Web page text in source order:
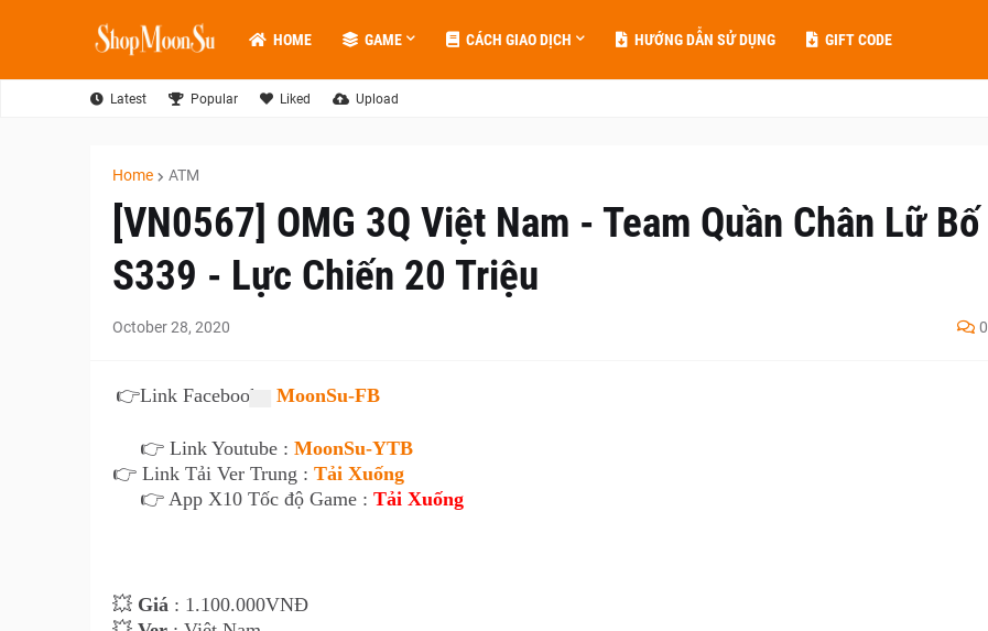
HOME GAME CÁCH GIAO DỊCH HƯỚNG DẪN SỬ DỤNG GIFT CODE
Latest Popular Liked Upload
Home ATM
[VN0567] OMG 3Q Việt Nam - Team Quần Chân Lữ Bố
S339 - Lực Chiến 20 Triệu
October 28, 2020 0
👉Link Facebook : MoonSu-FB
👉 Link Youtube : MoonSu-YTB
👉 Link Tải Ver Trung : Tải Xuống
👉 App X10 Tốc độ Game : Tải Xuống
💥 Giá : 1.100.000VNĐ